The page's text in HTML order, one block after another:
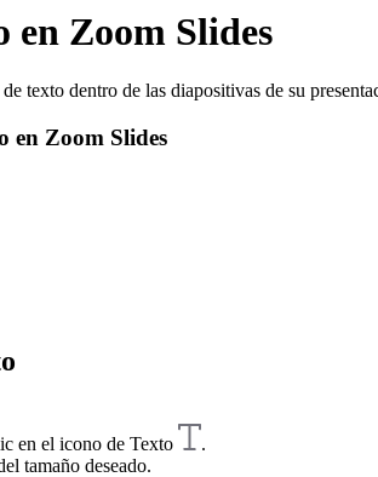
en Zoom Slides
texto dentro de las diapositivas de su
en Zoom Slides
en el icono de Texto
.
tamaño deseado.